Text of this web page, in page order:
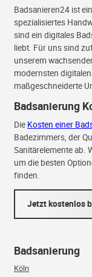
Badsanieren24 ist
spezialisiertes
sind ein digitales
liebt. Für uns sind
unserem
modernsten
maßgeschneiderte
Badsanierung
Die Kosten einer
Badezimmers, der
Sanitärelemente ab.
um die besten
finden.
Jetzt kostenlos
Badsanierung
Köln